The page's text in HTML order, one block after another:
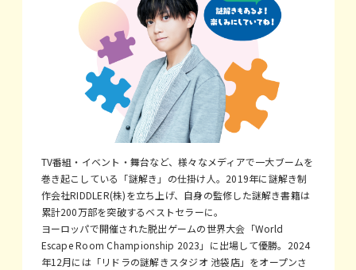
TV番組・イベント・舞台など、様々なメディアで一大ブームを
巻き起こしている「謎解き」の仕掛け人。2019年に謎解き制
作会社RIDDLER(株)を立ち上げ、自身の監修した謎解き書籍は
累計200万部を突破するベストセラーに。
ヨーロッパで開催された脱出ゲームの世界大会「World
Escape Room Championship 2023」に出場して優勝。2024
年12月には「リドラの謎解きスタジオ 池袋店」をオープンさ